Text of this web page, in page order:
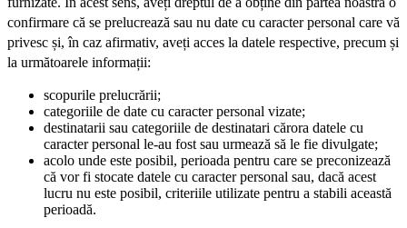
confirmare că se prelucrează sau nu date cu caracter personal care vă
privesc și, în caz afirmativ, aveți acces la datele respective, precum și
la următoarele informații:
scopurile prelucrării;
categoriile de date cu caracter personal vizate;
destinatarii sau categoriile de destinatari cărora datele cu
caracter personal le-au fost sau urmează să le fie divulgate;
acolo unde este posibil, perioada pentru care se preconizează
că vor fi stocate datele cu caracter personal sau, dacă acest
lucru nu este posibil, criteriile utilizate pentru a stabili această
perioadă.